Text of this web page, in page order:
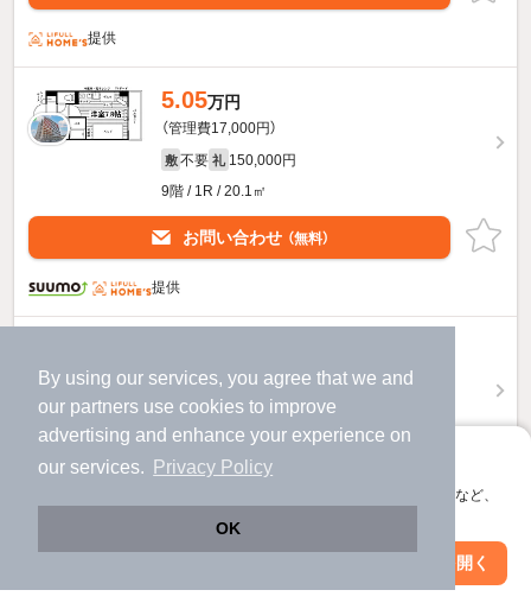
By using our services, you agree that we and
our partners use cookies to improve
advertising and enhance your experience on
our services.
Privacy Policy
OK
アプリに切り替えて、サクサクお部屋探し
会員登録なしですぐ使える。マップ検索やお気に入り保存など、
アプリを開く
提供
5.05万円
（管理費17,000円）
敷 不要 礼 150,000円
9階 / 1R / 20.1㎡
お問い合わせ （無料）
提供
（管理費17,000円）
敷 不要 礼 150,000円
8階 / 1K / 25.2㎡
4.9
絞り込み条件を変更